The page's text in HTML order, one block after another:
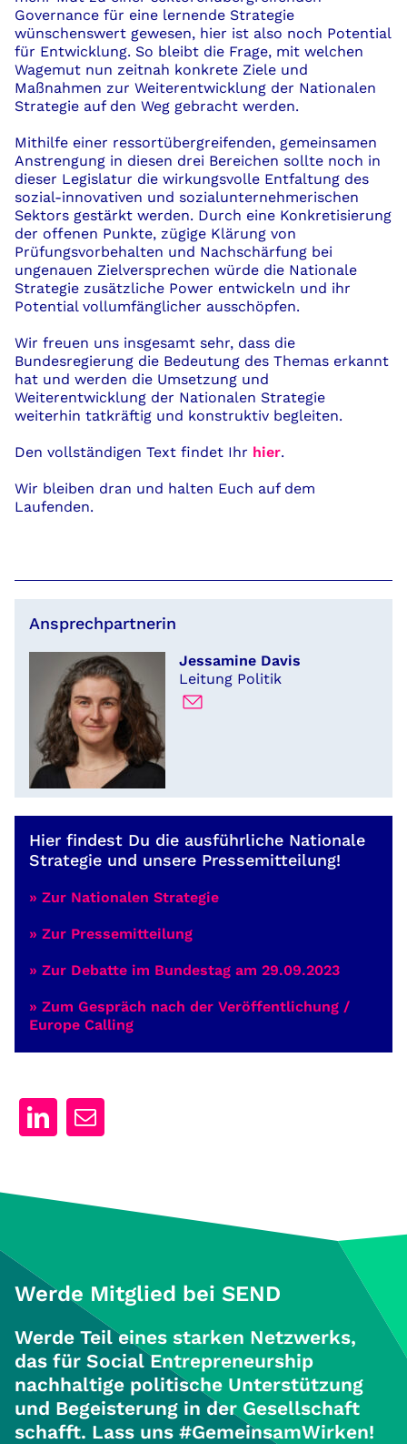
Governance für eine lernende Strategie
wünschenswert gewesen, hier ist also noch Potential
für Entwicklung. So bleibt die Frage, mit welchen
Wagemut nun zeitnah konkrete Ziele und
Maßnahmen zur Weiterentwicklung der Nationalen
Strategie auf den Weg gebracht werden.
Mithilfe einer ressortübergreifenden, gemeinsamen
Anstrengung in diesen drei Bereichen sollte noch in
dieser Legislatur die wirkungsvolle Entfaltung des
sozial-innovativen und sozialunternehmerischen
Sektors gestärkt werden. Durch eine Konkretisierung
der offenen Punkte, zügige Klärung von
Prüfungsvorbehalten und Nachschärfung bei
ungenauen Zielversprechen würde die Nationale
Strategie zusätzliche Power entwickeln und ihr
Potential vollumfänglicher ausschöpfen.
Wir freuen uns insgesamt sehr, dass die
Bundesregierung die Bedeutung des Themas erkannt
hat und werden die Umsetzung und
Weiterentwicklung der Nationalen Strategie
weiterhin tatkräftig und konstruktiv begleiten.
Den vollständigen Text findet Ihr hier.
Wir bleiben dran und halten Euch auf dem
Laufenden.
Ansprechpartnerin
Jessamine Davis
Leitung Politik
Hier findest Du die ausführliche Nationale
Strategie und unsere Pressemitteilung!
» Zur Nationalen Strategie
» Zur Pressemitteilung
» Zur Debatte im Bundestag am 29.09.2023
» Zum Gespräch nach der Veröffentlichung /
Europe Calling
Werde Mitglied bei SEND
Werde Teil eines starken Netzwerks,
das für Social Entrepreneurship
nachhaltige politische Unterstützung
und Begeisterung in der Gesellschaft
schafft. Lass uns #GemeinsamWirken!